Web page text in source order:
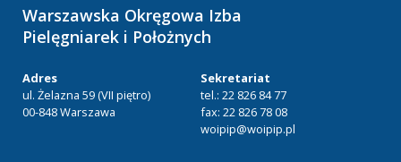
Warszawska Okręgowa Izba
Pielęgniarek i Położnych
Adres
ul. Żelazna 59 (VII piętro)
00-848 Warszawa
Sekretariat
tel.: 22 826 84 77
fax: 22 826 78 08
woipip@woipip.pl